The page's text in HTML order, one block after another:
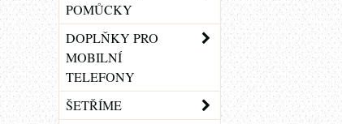
POMŮCKY
DOPLŇKY PRO
MOBILNÍ
TELEFONY
ŠETŘÍME